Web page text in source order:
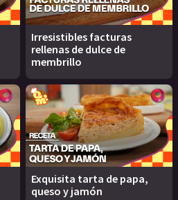
Irresistibles facturas
rellenas de dulce de
membrillo
Exquisita tarta de papa,
queso y jamón